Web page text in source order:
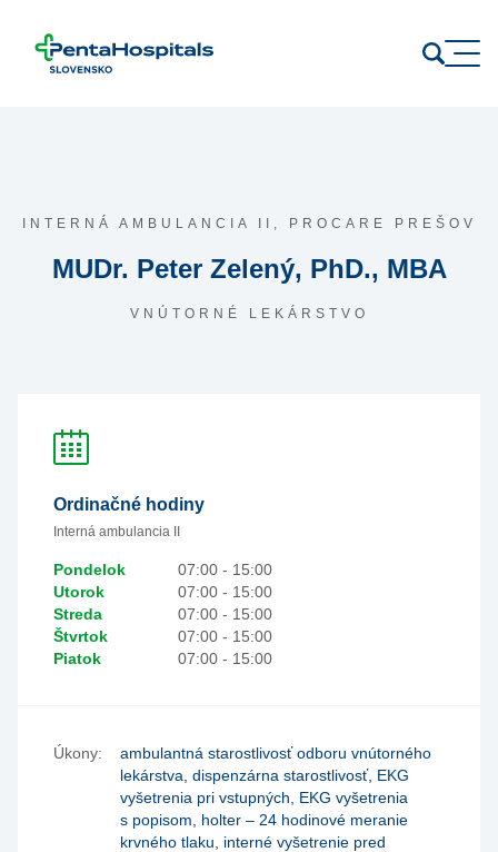
INTERNÁ AMBULANCIA II, PROCARE PREŠOV
MUDr. Peter Zelený, PhD., MBA
VNÚTORNÉ LEKÁRSTVO
Ordinačné hodiny
Interná ambulancia II
Pondelok
07:00 - 15:00
Utorok
07:00 - 15:00
Streda
07:00 - 15:00
Štvrtok
07:00 - 15:00
Piatok
07:00 - 15:00
Úkony:
ambulantná starostlivosť odboru vnútorného
lekárstva, dispenzárna starostlivosť, EKG
vyšetrenia pri vstupných, EKG vyšetrenia
s popisom, holter – 24 hodinové meranie
krvného tlaku, interné vyšetrenie pred